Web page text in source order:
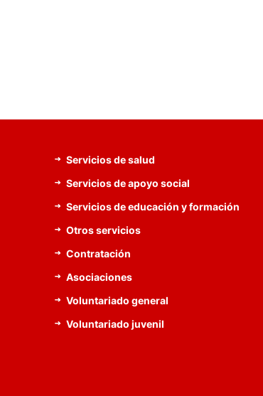
Servicios de salud
Servicios de apoyo social
Servicios de educación y formación
Otros servicios
Contratación
Asociaciones
Voluntariado general
Voluntariado juvenil